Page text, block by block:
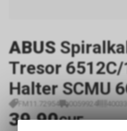
ABUS
Tresor
Halter SCMU
FM11.72954 0059924
39.90CHF